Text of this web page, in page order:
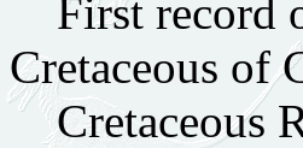
First record
Cretaceous of
Cretaceous